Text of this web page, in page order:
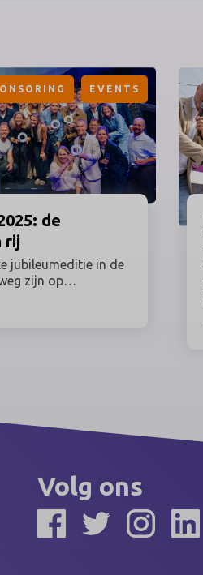
de
rij
jubileumeditie in de
zijn op
EVENTS
Volg ons